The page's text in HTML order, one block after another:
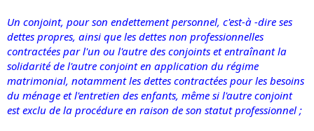
Un conjoint, pour son endettement personnel, c'est-à -dire ses
dettes propres, ainsi que les dettes non professionnelles
contractées par l'un ou l'autre des conjoints et entraînant la
solidarité de l'autre conjoint en application du régime
matrimonial, notamment les dettes contractées pour les besoins
du ménage et l'entretien des enfants, même si l'autre conjoint
est exclu de la procédure en raison de son statut professionnel ;